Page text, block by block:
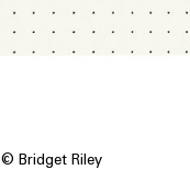
© Bridget Riley